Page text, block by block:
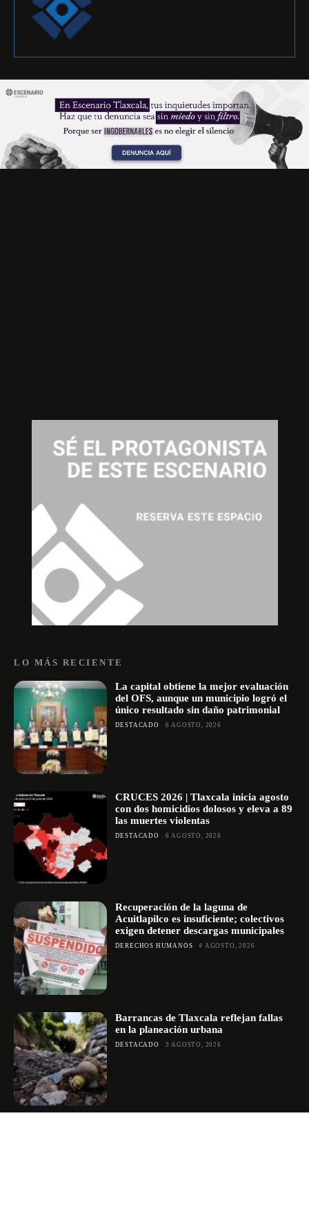
LO MÁS RECIENTE
La capital obtiene la mejor evaluación
del OFS, aunque un municipio logró el
único resultado sin daño patrimonial
DESTACADO 6 AGOSTO, 2026
CRUCES 2026 | Tlaxcala inicia agosto
con dos homicidios dolosos y eleva a 89
las muertes violentas
DESTACADO 6 AGOSTO, 2026
Recuperación de la laguna de
Acuitlapilco es insuficiente; colectivos
exigen detener descargas municipales
DERECHOS HUMANOS 4 AGOSTO, 2026
Barrancas de Tlaxcala reflejan fallas
en la planeación urbana
DESTACADO 3 AGOSTO, 2026